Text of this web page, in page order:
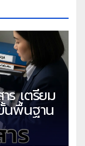
ร เตรียม
นพื้นฐาน